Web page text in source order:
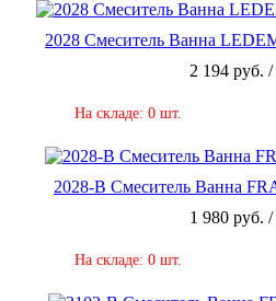
2028 Смеситель Ванна
2 194 руб.
На складе: 0 шт.
2028-В Смеситель Ванна
1 980 руб.
На складе: 0 шт.